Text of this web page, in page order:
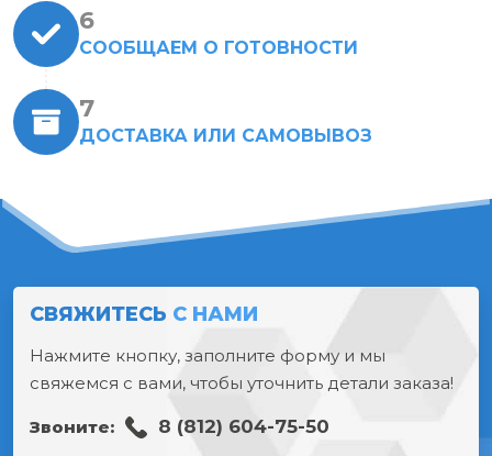
СООБЩАЕМ О ГОТОВНОСТИ
ДОСТАВКА ИЛИ САМОВЫВОЗ
СВЯЖИТЕСЬ С НАМИ
Нажмите кнопку, заполните форму и мы
свяжемся с вами, чтобы уточнить детали заказа!
Звоните: 8 (812) 604-75-50